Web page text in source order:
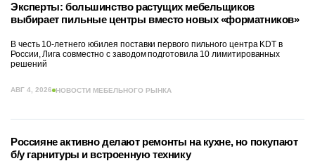
Эксперты: большинство растущих мебельщиков
выбирает пильные центры вместо новых «форматников»
В честь 10-летнего юбилея поставки первого пильного центра KDT в
России, Лига совместно с заводом подготовила 10 лимитированных
решений
АВГ 4, 2026 НОВОСТИ МЕБЕЛЬНОГО РЫНКА
Россияне активно делают ремонты на кухне, но покупают
б/у гарнитуры и встроенную технику